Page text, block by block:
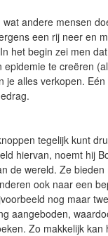
andere mensen
een rij neer en
het begin zei men
te creëren
je alles verkopen.
tegelijk kunt
hiervan, noemt hij
de wereld. Ze bieden
ook naar een
nog maar
aangeboden,
Zo makkelijk kan